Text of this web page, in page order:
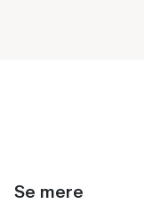
Se mere